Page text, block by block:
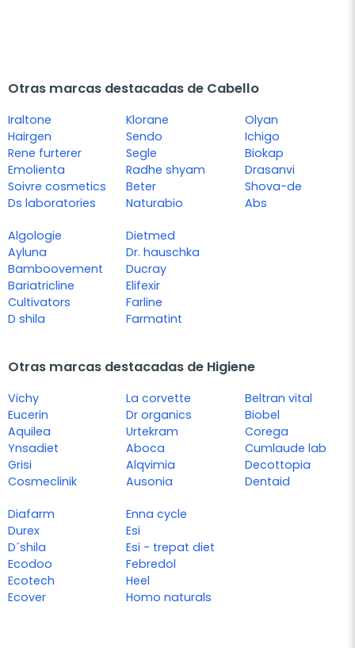
Otras marcas destacadas de Cabello
Iraltone
Hairgen
Rene furterer
Emolienta
Soivre cosmetics
Ds laboratories
Klorane
Sendo
Segle
Radhe shyam
Beter
Naturabio
Olyan
Ichigo
Biokap
Drasanvi
Shova-de
Abs
Algologie
Ayluna
Bamboovement
Bariatricline
Cultivators
D shila
Dietmed
Dr. hauschka
Ducray
Elifexir
Farline
Farmatint
Otras marcas destacadas de Higiene
Vichy
Eucerin
Aquilea
Ynsadiet
Grisi
Cosmeclinik
La corvette
Dr organics
Urtekram
Aboca
Alqvimia
Ausonia
Beltran vital
Biobel
Corega
Cumlaude lab
Decottopia
Dentaid
Diafarm
Durex
D´shila
Ecodoo
Ecotech
Ecover
Enna cycle
Esi
Esi - trepat diet
Febredol
Heel
Homo naturals